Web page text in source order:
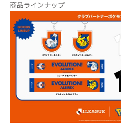
商品ラインナップ